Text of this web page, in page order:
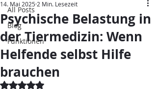
All Posts
Blog
Funktionen
Psychische Belastung in
der Tiermedizin: Wenn
Helfende selbst Hilfe
brauchen
14. Mai 2025 2 Min. Lesezeit
Mit NaN von 5 Sternen bewertet.